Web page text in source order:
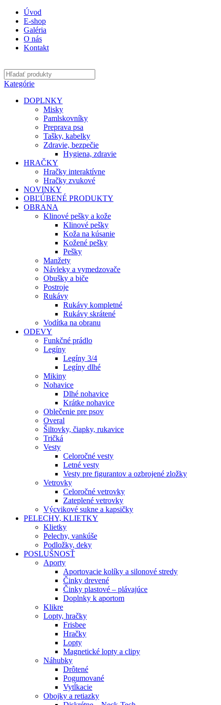
Úvod
E-shop
Galéria
O nás
Kontakt
Kategórie
DOPLNKY
Misky
Pamlskovníky
Preprava psa
Tašky, kabelky
Zdravie, bezpečie
Hygiena, zdravie
HRAČKY
Hračky interaktívne
Hračky zvukové
NOVINKY
OBĽÚBENÉ PRODUKTY
OBRANA
Klinové pešky a kože
Klinové pešky
Koža na kúsanie
Kožené pešky
Pešky
Manžety
Návleky a vymedzovače
Obušky a biče
Postroje
Rukávy
Rukávy kompletné
Rukávy skrátené
Vodítka na obranu
ODEVY
Funkčné prádlo
Legíny
Legíny 3/4
Legíny dlhé
Mikiny
Nohavice
Dlhé nohavice
Krátke nohavice
Oblečenie pre psov
Overal
Šiltovky, čiapky, rukavice
Tričká
Vesty
Celoročné vesty
Letné vesty
Vesty pre figurantov a ozbrojené zložky
Vetrovky
Celoročné vetrovky
Zateplené vetrovky
Výcvikové sukne a kapsičky
PELECHY, KLIETKY
Klietky
Pelechy, vankúše
Podložky, deky
POSLUŠNOSŤ
Aporty
Aportovacie kolíky a silonové stredy
Činky drevené
Činky plastové – plávajúce
Doplnky k aportom
Klikre
Lopty, hračky
Frisbee
Hračky
Lopty
Magnetické lopty a clipy
Náhubky
Drôtené
Pogumované
Vytĺkacie
Obojky a retiazky